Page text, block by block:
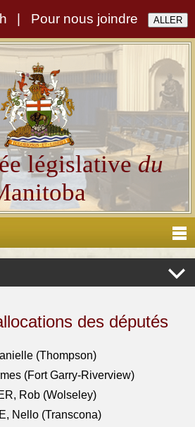
Pour nous joindre
législativedu
des députés
(Thompson)
(Fort Garry-Riverview)
Rob (Wolseley)
Nello (Transcona)